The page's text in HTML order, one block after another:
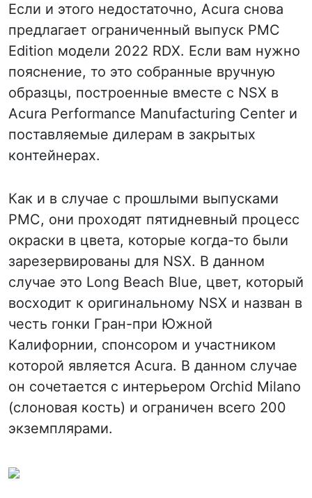
Если и этого недостаточно, Acura снова
предлагает ограниченный выпуск PMC
Edition модели 2022 RDX. Если вам нужно
пояснение, то это собранные вручную
образцы, построенные вместе с NSX в
Acura Performance Manufacturing Center и
поставляемые дилерам в закрытых
контейнерах.
Как и в случае с прошлыми выпусками
PMC, они проходят пятидневный процесс
окраски в цвета, которые когда-то были
зарезервированы для NSX. В данном
случае это Long Beach Blue, цвет, который
восходит к оригинальному NSX и назван в
честь гонки Гран-при Южной
Калифорнии, спонсором и участником
которой является Acura. В данном случае
он сочетается с интерьером Orchid Milano
(слоновая кость) и ограничен всего 200
экземплярами.